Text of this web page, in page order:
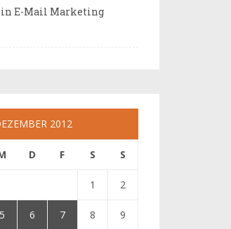
E-Mail Marketing
2012
D F S S
1 2
5 6 7 8 9